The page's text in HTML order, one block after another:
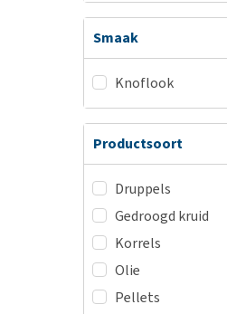
Smaak
Knoflook
Productsoort
Druppels
Gedroogd kruid
Korrels
Olie
Pellets